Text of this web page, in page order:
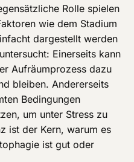
Rolle spielen
wie dem Stadium
dargestellt werden
Einerseits kann
Aufräumprozess dazu
bleiben. Andererseits
Bedingungen
um unter Stress zu
ist der Kern, warum es
ist gut oder